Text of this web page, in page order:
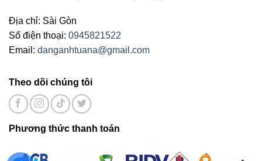
Địa chỉ: Sài Gòn
Số điện thoại: 0945821522
Email: danganhtuana@gmail.com
Theo dõi chúng tôi
Phương thức thanh toán